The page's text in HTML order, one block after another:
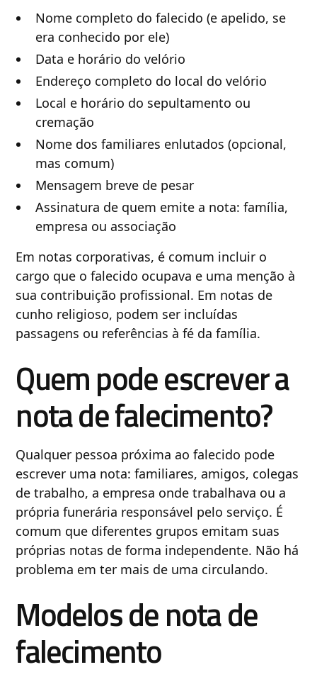
Nome completo do falecido (e apelido, se
era conhecido por ele)
Data e horário do velório
Endereço completo do local do velório
Local e horário do sepultamento ou
cremação
Nome dos familiares enlutados (opcional,
mas comum)
Mensagem breve de pesar
Assinatura de quem emite a nota: família,
empresa ou associação
Em notas corporativas, é comum incluir o
cargo que o falecido ocupava e uma menção à
sua contribuição profissional. Em notas de
cunho religioso, podem ser incluídas
passagens ou referências à fé da família.
Quem pode escrever a
nota de falecimento?
Qualquer pessoa próxima ao falecido pode
escrever uma nota: familiares, amigos, colegas
de trabalho, a empresa onde trabalhava ou a
própria funerária responsável pelo serviço. É
comum que diferentes grupos emitam suas
próprias notas de forma independente. Não há
problema em ter mais de uma circulando.
Modelos de nota de
falecimento